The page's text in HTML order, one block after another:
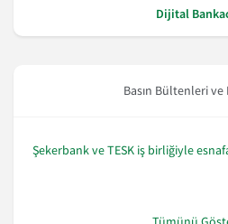
Dijital
Basın Bültenleri
Şekerbank ve TESK iş birliğiyle